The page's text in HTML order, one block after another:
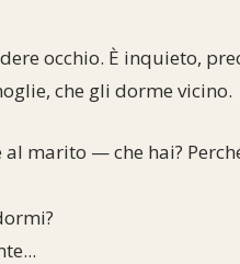
occhio. È inquieto,
che gli dorme vicino.
marito — che hai?